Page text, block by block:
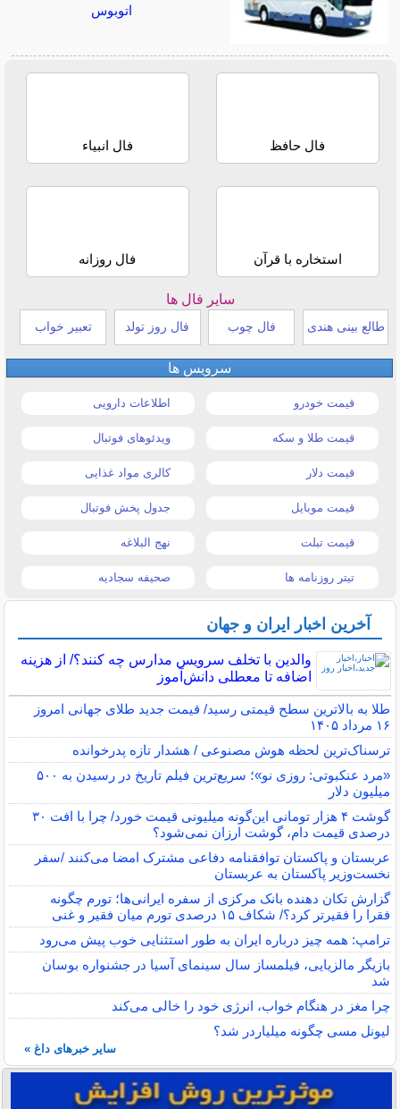
اتوبوس
فال حافظ فال انبیاء
استخاره با قرآن فال روزانه
سایر فال ها
طالع بینی هندی فال چوب فال روز تولد تعبیر خواب
سرویس ها
قیمت خودرو اطلاعات دارویی
قیمت طلا و سکه ویدئوهای فوتبال
قیمت دلار کالری مواد غذایی
قیمت موبایل جدول پخش فوتبال
قیمت تبلت نهج البلاغه
تیتر روزنامه ها صحیفه سجادیه
آخرین اخبار ایران و جهان
والدین با تخلف سرویس مدارس چه کنند؟/ از هزینه
اضافه تا معطلی دانش‌آموز
طلا به بالاترین سطح قیمتی رسید/ قیمت جدید طلای جهانی امروز
۱۶ مرداد ۱۴۰۵
ترسناک‌ترین لحظه هوش مصنوعی / هشدار تازه پدرخوانده
«مرد عنکبوتی: روزی نو»؛ سریع‌ترین فیلم تاریخ در رسیدن به ۵۰۰
میلیون دلار
گوشت ۴ هزار تومانی این‌گونه میلیونی قیمت خورد/ چرا با افت ۳۰
درصدی قیمت دام، گوشت ارزان نمی‌شود؟
عربستان و پاکستان توافقنامه دفاعی مشترک امضا می‌کنند /سفر
نخست‌وزیر پاکستان به عربستان
گزارش تکان‌ دهنده بانک مرکزی از سفره ایرانی‌ها؛ تورم چگونه
فقرا را فقیرتر کرد؟/ شکاف ۱۵ درصدی تورم میان فقیر و غنی
ترامپ: همه چیز درباره ایران به طور استثنایی خوب پیش می‌رود
بازیگر مالزیایی، فیلمساز سال سینمای آسیا در جشنواره بوسان
شد
چرا مغز در هنگام خواب، انرژی خود را خالی می‌کند
لیونل مسی چگونه میلیاردر شد؟
سایر خبرهای داغ »